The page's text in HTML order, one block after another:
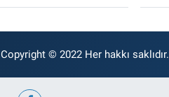
Copyright © 2022 Her hakkı saklıdır.